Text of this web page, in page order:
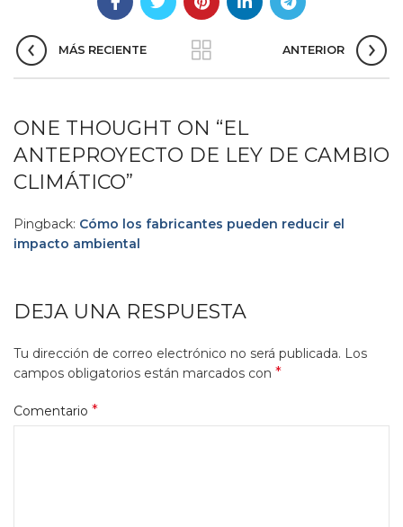
MÁS RECIENTE ANTERIOR
ONE THOUGHT ON “EL
ANTEPROYECTO DE LEY DE CAMBIO
CLIMÁTICO”
Pingback: Cómo los fabricantes pueden reducir el
impacto ambiental
DEJA UNA RESPUESTA
Tu dirección de correo electrónico no será publicada. Los
campos obligatorios están marcados con *
Comentario *